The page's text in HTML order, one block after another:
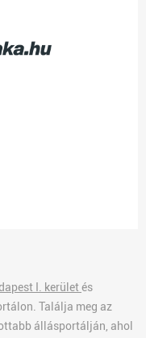
I. kerületés
Találja meg az
állásportálján, ahol